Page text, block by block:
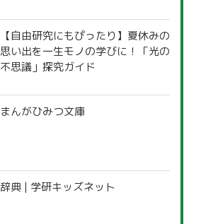
【自由研究にもぴったり】夏休みの
思い出を一生モノの学びに！「光の
不思議」探究ガイド
まんがひみつ文庫
辞典 | 学研キッズネット